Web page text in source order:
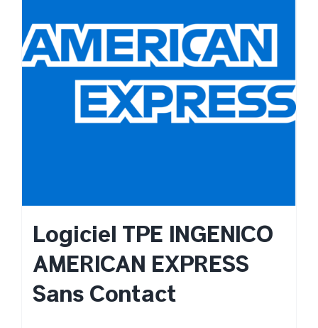
Logiciel TPE INGENICO
AMERICAN EXPRESS
Sans Contact